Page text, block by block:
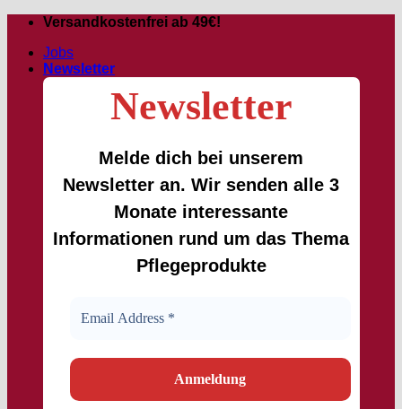
Passer
contenu
Versandkostenfrei ab 49€!
Jobs
Newsletter
Newsletter
Melde dich bei unserem
Newsletter an. Wir senden alle 3
Monate interessante
Informationen rund um das Thema
Pflegeprodukte